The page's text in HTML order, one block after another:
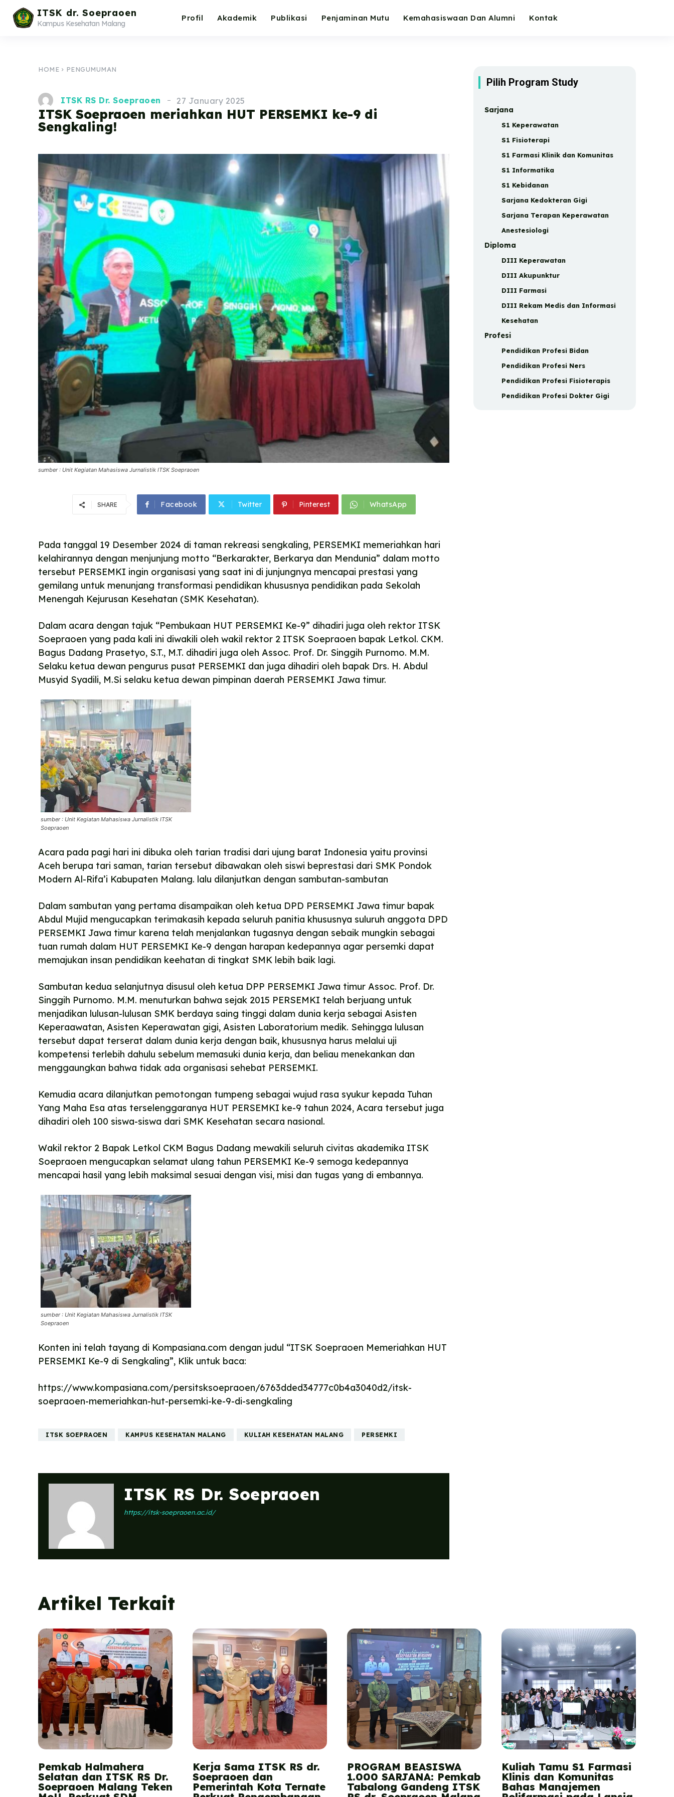
ITSK dr. Soepraoen
Kampus Kesehatan Malang
Profil Akademik Publikasi Penjaminan Mutu Kemahasiswaan Dan Alumni Kontak
HOME PENGUMUMAN
ITSK RS Dr. Soepraoen 27 January 2025
ITSK Soepraoen meriahkan HUT PERSEMKI ke-9 di
Sengkaling!
sumber : Unit Kegiatan Mahasiswa Jurnalistik ITSK Soepraoen
SHARE Facebook Twitter Pinterest WhatsApp
Pada tanggal 19 Desember 2024 di taman rekreasi sengkaling, PERSEMKI memeriahkan hari
kelahirannya dengan menjunjung motto “Berkarakter, Berkarya dan Mendunia” dalam motto
tersebut PERSEMKI ingin organisasi yang saat ini di junjungnya mencapai prestasi yang
gemilang untuk menunjang transformasi pendidikan khususnya pendidikan pada Sekolah
Menengah Kejurusan Kesehatan (SMK Kesehatan).
Dalam acara dengan tajuk “Pembukaan HUT PERSEMKI Ke-9” dihadiri juga oleh rektor ITSK
Soepraoen yang pada kali ini diwakili oleh wakil rektor 2 ITSK Soepraoen bapak Letkol. CKM.
Bagus Dadang Prasetyo, S.T., M.T. dihadiri juga oleh Assoc. Prof. Dr. Singgih Purnomo. M.M.
Selaku ketua dewan pengurus pusat PERSEMKI dan juga dihadiri oleh bapak Drs. H. Abdul
Musyid Syadili, M.Si selaku ketua dewan pimpinan daerah PERSEMKI Jawa timur.
sumber : Unit Kegiatan Mahasiswa Jurnalistik ITSK
Soepraoen
Acara pada pagi hari ini dibuka oleh tarian tradisi dari ujung barat Indonesia yaitu provinsi
Aceh berupa tari saman, tarian tersebut dibawakan oleh siswi beprestasi dari SMK Pondok
Modern Al-Rifa’i Kabupaten Malang. lalu dilanjutkan dengan sambutan-sambutan
Dalam sambutan yang pertama disampaikan oleh ketua DPD PERSEMKI Jawa timur bapak
Abdul Mujid mengucapkan terimakasih kepada seluruh panitia khususnya suluruh anggota DPD
PERSEMKI Jawa timur karena telah menjalankan tugasnya dengan sebaik mungkin sebagai
tuan rumah dalam HUT PERSEMKI Ke-9 dengan harapan kedepannya agar persemki dapat
memajukan insan pendidikan keehatan di tingkat SMK lebih baik lagi.
Sambutan kedua selanjutnya disusul oleh ketua DPP PERSEMKI Jawa timur Assoc. Prof. Dr.
Singgih Purnomo. M.M. menuturkan bahwa sejak 2015 PERSEMKI telah berjuang untuk
menjadikan lulusan-lulusan SMK berdaya saing tinggi dalam dunia kerja sebagai Asisten
Keperaawatan, Asisten Keperawatan gigi, Asisten Laboratorium medik. Sehingga lulusan
tersebut dapat terserat dalam dunia kerja dengan baik, khususnya harus melalui uji
kompetensi terlebih dahulu sebelum memasuki dunia kerja, dan beliau menekankan dan
menggaungkan bahwa tidak ada organisasi sehebat PERSEMKI.
Kemudia acara dilanjutkan pemotongan tumpeng sebagai wujud rasa syukur kepada Tuhan
Yang Maha Esa atas terselenggaranya HUT PERSEMKI ke-9 tahun 2024, Acara tersebut juga
dihadiri oleh 100 siswa-siswa dari SMK Kesehatan secara nasional.
Wakil rektor 2 Bapak Letkol CKM Bagus Dadang mewakili seluruh civitas akademika ITSK
Soepraoen mengucapkan selamat ulang tahun PERSEMKI Ke-9 semoga kedepannya
mencapai hasil yang lebih maksimal sesuai dengan visi, misi dan tugas yang di embannya.
sumber : Unit Kegiatan Mahasiswa Jurnalistik ITSK
Soepraoen
Konten ini telah tayang di Kompasiana.com dengan judul “ITSK Soepraoen Memeriahkan HUT
PERSEMKI Ke-9 di Sengkaling”, Klik untuk baca:
https://www.kompasiana.com/persitsksoepraoen/6763dded34777c0b4a3040d2/itsk-
soepraoen-memeriahkan-hut-persemki-ke-9-di-sengkaling
ITSK SOEPRAOEN KAMPUS KESEHATAN MALANG KULIAH KESEHATAN MALANG PERSEMKI
ITSK RS Dr. Soepraoen
https://itsk-soepraoen.ac.id/
Pilih Program Study
Sarjana
S1 Keperawatan
S1 Fisioterapi
S1 Farmasi Klinik dan Komunitas
S1 Informatika
S1 Kebidanan
Sarjana Kedokteran Gigi
Sarjana Terapan Keperawatan
Anestesiologi
Diploma
DIII Keperawatan
DIII Akupunktur
DIII Farmasi
DIII Rekam Medis dan Informasi
Kesehatan
Profesi
Pendidikan Profesi Bidan
Pendidikan Profesi Ners
Pendidikan Profesi Fisioterapis
Pendidikan Profesi Dokter Gigi
Artikel Terkait
Pemkab Halmahera
Selatan dan ITSK RS Dr.
Soepraoen Malang Teken
Kerja Sama ITSK RS dr.
Soepraoen dan
Pemerintah Kota Ternate
PROGRAM BEASISWA
1.000 SARJANA: Pemkab
Tabalong Gandeng ITSK
Kuliah Tamu S1 Farmasi
Klinis dan Komunitas
Bahas Manajemen